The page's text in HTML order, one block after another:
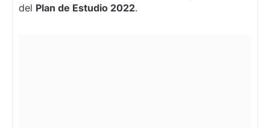
del Plan de Estudio 2022.